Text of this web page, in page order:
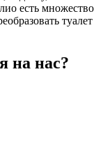
есть множество
туалет
на нас?